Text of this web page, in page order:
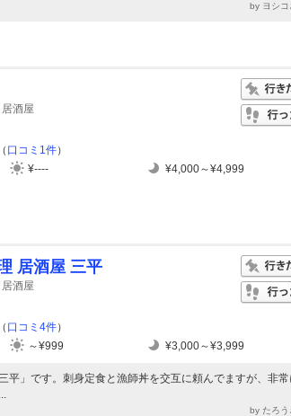
by ヨシコ
酒屋
（ 口コミ1件）
¥---- ¥4,000～¥4,999
居酒屋 三平
酒屋
（ 口コミ4件）
～¥999 ¥3,000～¥3,999
平」です。刺身定食と漁師丼を交互に頼んでますが、非常
by たろう